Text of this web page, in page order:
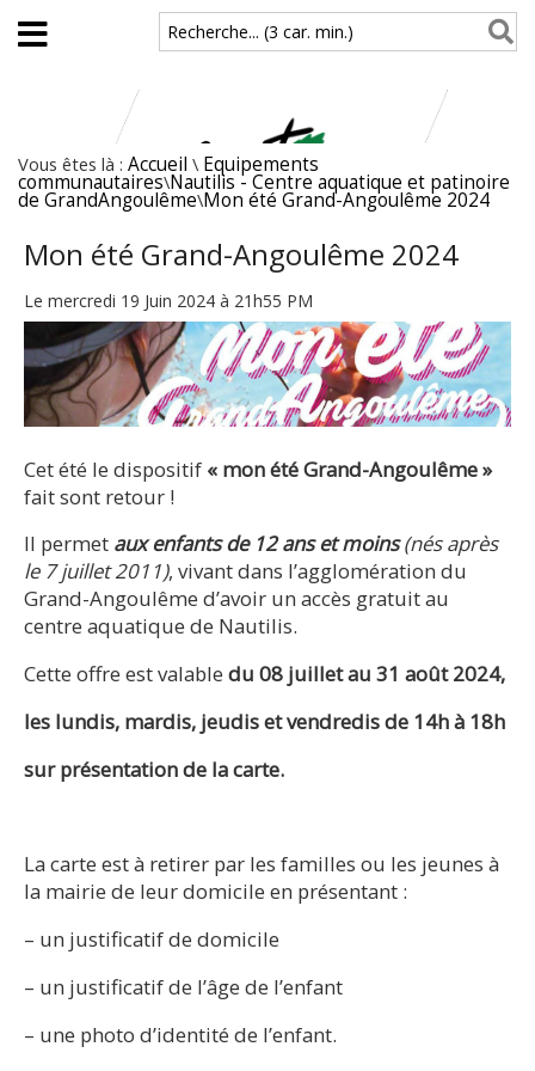
Aller au contenu principal
Recherche... (3 car. min.)
Vous êtes là : Accueil \ Equipements
communautaires\Nautilis - Centre aquatique et patinoire
de GrandAngoulême\Mon été Grand-Angoulême 2024
Mon été Grand-Angoulême 2024
Le mercredi 19 Juin 2024 à 21h55 PM
Cet été le dispositif « mon été Grand-Angoulême »
fait sont retour !
Il permet aux enfants de 12 ans et moins(nés après
le 7 juillet 2011), vivant dans l’agglomération du
Grand-Angoulême d’avoir un accès gratuit au
centre aquatique de Nautilis.
Cette offre est valable du 08 juillet au 31 août 2024,
les lundis, mardis, jeudis et vendredis de 14h à 18h
sur présentation de la carte.
La carte est à retirer par les familles ou les jeunes à
la mairie de leur domicile en présentant :
– un justificatif de domicile
– un justificatif de l’âge de l’enfant
– une photo d’identité de l’enfant.